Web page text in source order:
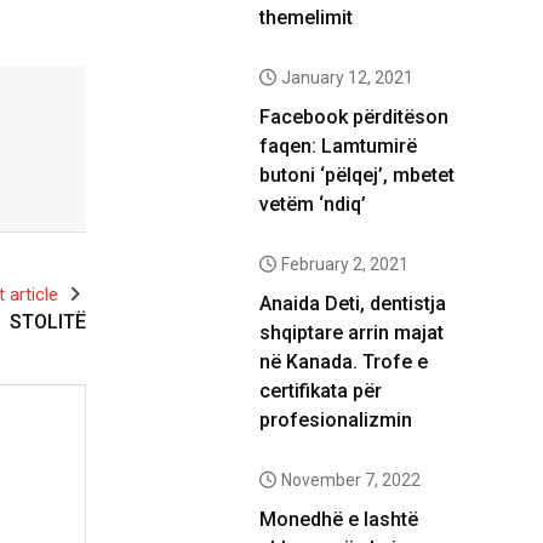
article
STOLITË
themelimit
January 12, 2021
Facebook përditëson
faqen: Lamtumirë
butoni ‘pëlqej’, mbetet
vetëm ‘ndiq’
February 2, 2021
Anaida Deti, dentistja
shqiptare arrin majat
në Kanada. Trofe e
certifikata për
profesionalizmin
November 7, 2022
Monedhë e lashtë